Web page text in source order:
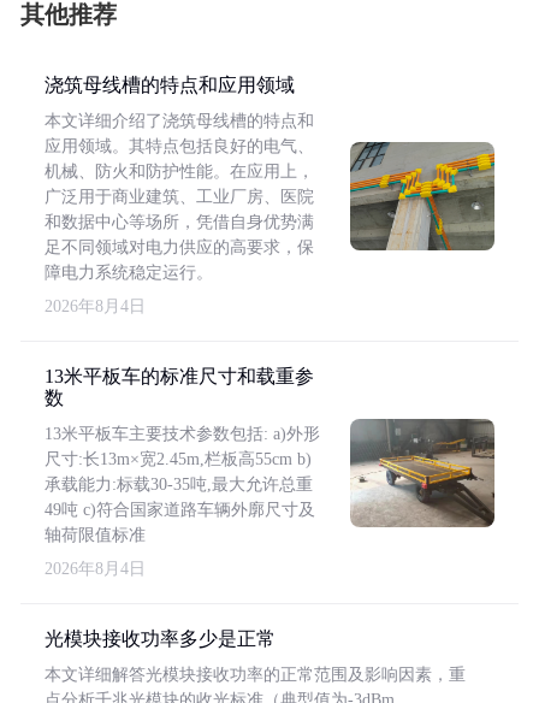
其他推荐
浇筑母线槽的特点和应用领域
本文详细介绍了浇筑母线槽的特点和
应用领域。其特点包括良好的电气、
机械、防火和防护性能。在应用上，
广泛用于商业建筑、工业厂房、医院
和数据中心等场所，凭借自身优势满
足不同领域对电力供应的高要求，保
障电力系统稳定运行。
2026年8月4日
13米平板车的标准尺寸和载重参
数
13米平板车主要技术参数包括: a)外形
尺寸:长13m×宽2.45m,栏板高55cm b)
承载能力:标载30-35吨,最大允许总重
49吨 c)符合国家道路车辆外廓尺寸及
轴荷限值标准
2026年8月4日
光模块接收功率多少是正常
本文详细解答光模块接收功率的正常范围及影响因素，重